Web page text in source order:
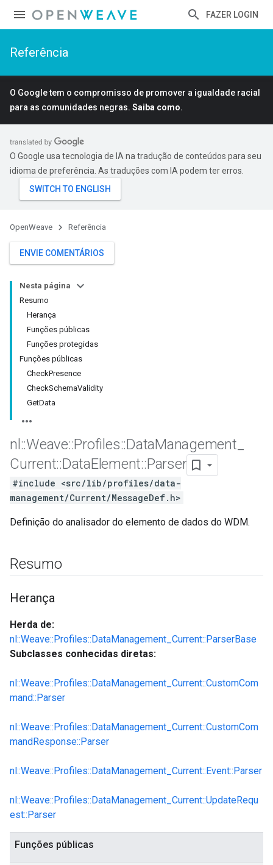
FAZER LOGIN
Referência
O Google tem o compromisso de promover a igualdade racial
para as comunidades negras. Saiba como.
O Google usa tecnologia de IA na tradução de conteúdos para seu
idioma de preferência. As traduções com IA podem ter erros.
OpenWeave Referência
ENVIE COMENTÁRIOS
Nesta página
Resumo
Herança
Funções públicas
Funções protegidas
Funções públicas
CheckPresence
CheckSchemaValidity
GetData
nl ::Weave::Profiles::DataManagement
Current::DataElement::Parser
#include <src/lib/profiles/data-
management/Current/MessageDef.h>
Definição do analisador do elemento de dados do WDM.
Resumo
Herança
Herda de:
nl::Weave::Profiles::DataManagement_Current::ParserBase
Subclasses conhecidas diretas:
nl::Weave::Profiles::DataManagement_Current::CustomCom
mand::Parser
nl::Weave::Profiles::DataManagement_Current::CustomCom
mandResponse::Parser
nl::Weave::Profiles::DataManagement_Current::Event::Parser
nl::Weave::Profiles::DataManagement_Current::UpdateRequ
est::Parser
Funções públicas